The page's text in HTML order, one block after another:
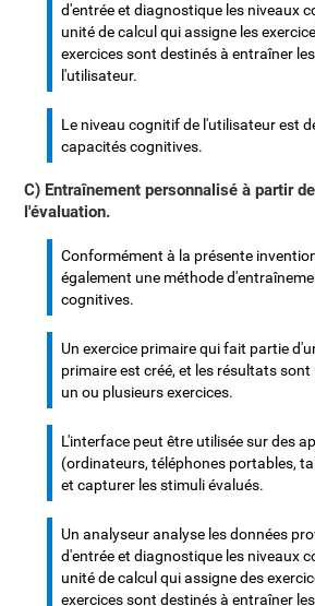
d'entrée et diagnostique les niveaux
unité de calcul qui assigne les
exercices sont destinés à entraîner
l'utilisateur.
Le niveau cognitif de l'utilisateur est
capacités cognitives.
C) Entraînement personnalisé à partir
l'évaluation.
Conformément à la présente
également une méthode
cognitives.
Un exercice primaire qui fait partie
primaire est créé, et les résultats
un ou plusieurs exercices.
L'interface peut être utilisée sur des
(ordinateurs, téléphones portables,
et capturer les stimuli évalués.
Un analyseur analyse les données
d'entrée et diagnostique les niveaux
unité de calcul qui assigne des
exercices sont destinés à entraîner